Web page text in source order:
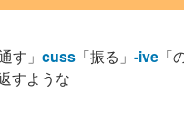
す」 cuss 「振る」 -ive 「
すような